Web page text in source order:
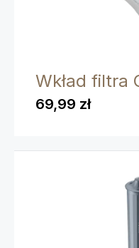
Wkład filtra
69,99 zł